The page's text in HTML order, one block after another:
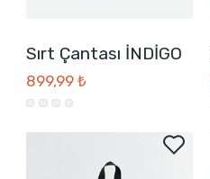
Sırt Çantası İNDİGO
899,99 ₺